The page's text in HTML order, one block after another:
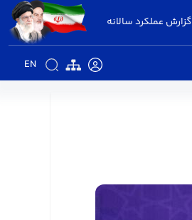
گزارش عملکرد سالانه
EN